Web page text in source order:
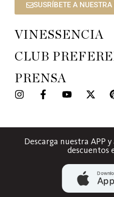
SUSRÍBETE A NUESTRA
VINESSENCIA
CLUB
PRENSA
Descarga nuestra APP
descuentos